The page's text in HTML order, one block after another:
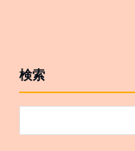
検索